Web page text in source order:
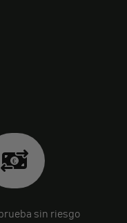
sin riesgo